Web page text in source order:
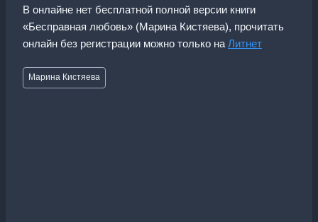
В онлайне нет бесплатной полной версии книги
«Бесправная любовь» (Марина Кистяева), прочитать
онлайн без регистрации можно только на Литнет
Метки
записи:
Марина Кистяева